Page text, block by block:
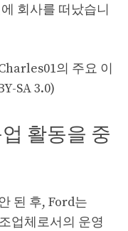
회사를 떠났습니
의 주요 이
SA 3.0)
활동을 중
된 후, Ford는
업체로서의 운영